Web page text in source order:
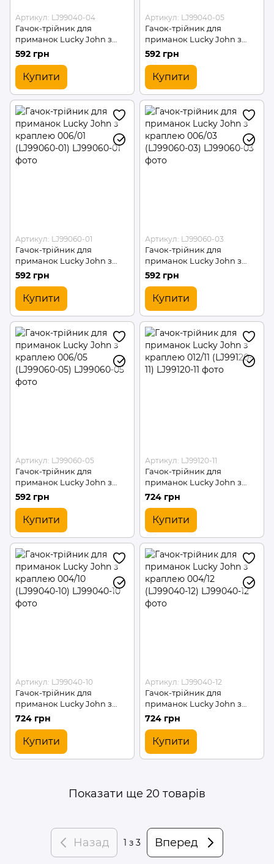
Артикул: LJ99040-04
Гачок-трійник для
приманок Lucky John з
краплею 004/04 (LJ99040-
592 грн
Купити
Артикул: LJ99040-05
Гачок-трійник для
приманок Lucky John з
краплею 004/05 (LJ99040-
592 грн
Купити
Артикул: LJ99060-01
Гачок-трійник для
приманок Lucky John з
краплею 006/01 (LJ99060-
592 грн
Купити
Артикул: LJ99060-03
Гачок-трійник для
приманок Lucky John з
краплею 006/03 (LJ99060-
592 грн
Купити
Артикул: LJ99060-05
Гачок-трійник для
приманок Lucky John з
краплею 006/05 (LJ99060-
592 грн
Купити
Артикул: LJ99120-11
Гачок-трійник для
приманок Lucky John з
краплею 012/11 (LJ99120-11)
724 грн
Купити
Артикул: LJ99040-10
Гачок-трійник для
приманок Lucky John з
краплею 004/10 (LJ99040-
724 грн
Купити
Артикул: LJ99040-12
Гачок-трійник для
приманок Lucky John з
краплею 004/12 (LJ99040-
724 грн
Купити
Показати ще 20 товарів
Назад 1 з 3 Вперед